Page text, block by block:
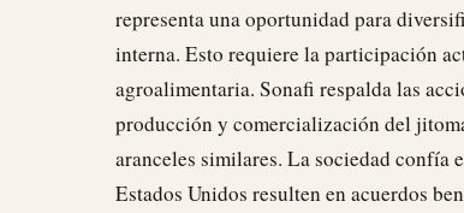
representa una oportunidad para
interna. Esto requiere la participación
agroalimentaria. Sonafi respalda las
producción y comercialización del
aranceles similares. La sociedad confía
Estados Unidos resulten en acuerdos